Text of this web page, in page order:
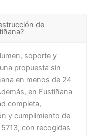
de
soporte y
propuesta sin
en menos de 24
en Fustiñana
completa,
y cumplimiento de
con recogidas